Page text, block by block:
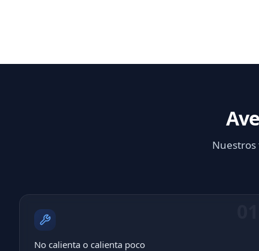
Nuestros
No calienta o calienta poco